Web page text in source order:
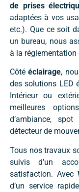
de prises
adaptées à vos
etc.). Que ce soit
un bureau, nous
à la réglementation
Côtééclairage,
des solutions LED
Intérieur ou
meilleures
d’ambiance,
détecteur de
Tous nos travaux
suivis d’un
satisfaction. Avec
d’un service